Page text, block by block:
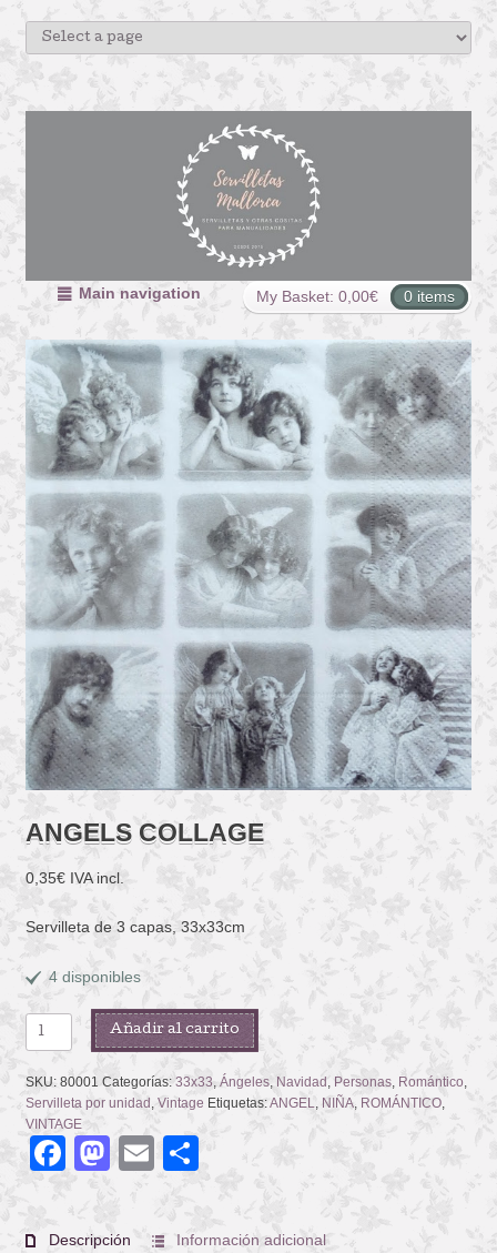
My Basket: 0,00€ 0 items
Main navigation
ANGELS COLLAGE
0,35€ IVA incl.
Servilleta de 3 capas, 33x33cm
4 disponibles
ANGELS
COLLAGE
cantidad
Añadir al carrito
SKU: 80001 Categorías: 33x33, Ángeles, Navidad , Personas, Romántico,
Servilleta por unidad , Vintage Etiquetas:ANGEL, NIÑA, ROMÁNTICO,
VINTAGE
Facebook
Mastodon
Email
Descripción
Información adicional